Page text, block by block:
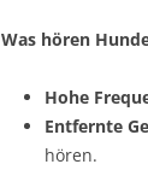
Was hören
Hohe
Entfernte
hören.